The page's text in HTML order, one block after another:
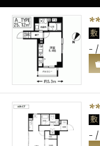
敷
- /
敷
- /